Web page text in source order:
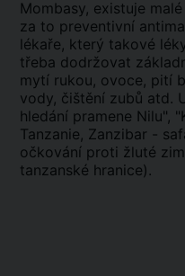
Mombasy, existuje
za to preventivní
lékaře, který takové
třeba dodržovat
mytí rukou, ovoce, pití
vody, čištění zubů atd.
hledání pramene Nilu",
Tanzanie, Zanzibar -
očkování proti žluté
tanzanské hranice).